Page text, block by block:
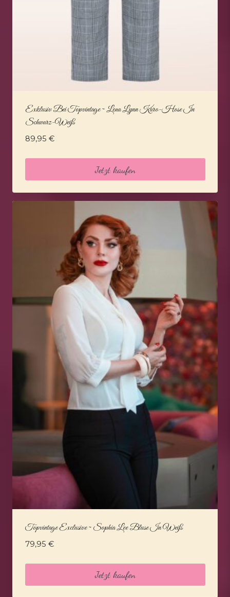
Exklusiv Bei Topvintage ~ Lena Lynn Karo-Hose In
Schwarz-Weiß
89,95 €
Jetzt kaufen
Topvintage Exclusive ~ Sophia Lee Bluse In Weiß
79,95 €
Jetzt kaufen